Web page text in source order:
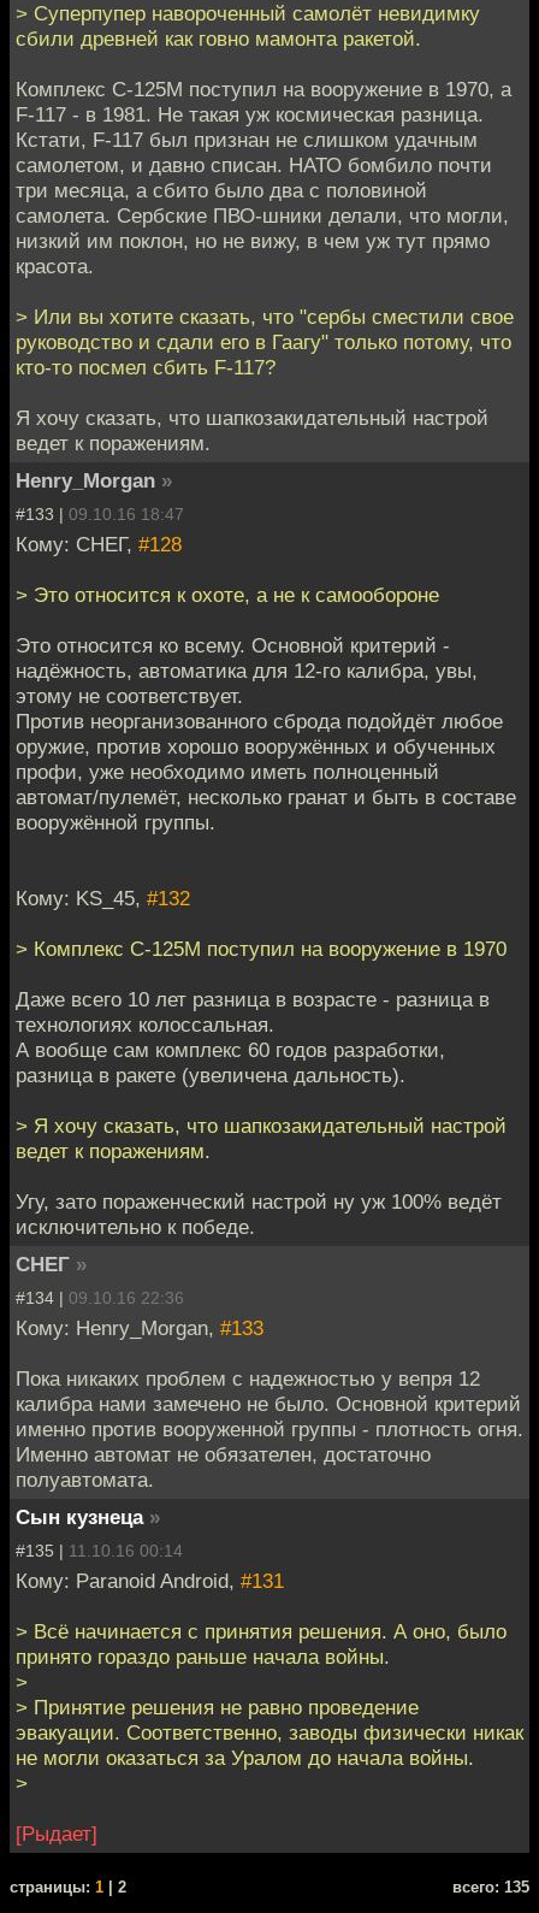
> Суперпупер навороченный самолёт невидимку
сбили древней как говно мамонта ракетой.
Комплекс С-125М поступил на вооружение в 1970, а
F-117 - в 1981. Не такая уж космическая разница.
Кстати, F-117 был признан не слишком удачным
самолетом, и давно списан. НАТО бомбило почти
три месяца, а сбито было два с половиной
самолета. Сербские ПВО-шники делали, что могли,
низкий им поклон, но не вижу, в чем уж тут прямо
красота.
> Или вы хотите сказать, что "сербы сместили свое
руководство и сдали его в Гаагу" только потому, что
кто-то посмел сбить F-117?
Я хочу сказать, что шапкозакидательный настрой
ведет к поражениям.
Henry_Morgan »
#133 | 09.10.16 18:47
Кому: СНЕГ, #128
> Это относится к охоте, а не к самообороне
Это относится ко всему. Основной критерий -
надёжность, автоматика для 12-го калибра, увы,
этому не соответствует.
Против неорганизованного сброда подойдёт любое
оружие, против хорошо вооружённых и обученных
профи, уже необходимо иметь полноценный
автомат/пулемёт, несколько гранат и быть в составе
вооружённой группы.
Кому: KS_45, #132
> Комплекс С-125М поступил на вооружение в 1970
Даже всего 10 лет разница в возрасте - разница в
технологиях колоссальная.
А вообще сам комплекс 60 годов разработки,
разница в ракете (увеличена дальность).
> Я хочу сказать, что шапкозакидательный настрой
ведет к поражениям.
Угу, зато пораженческий настрой ну уж 100% ведёт
исключительно к победе.
СНЕГ »
#134 | 09.10.16 22:36
Кому: Henry_Morgan, #133
Пока никаких проблем с надежностью у вепря 12
калибра нами замечено не было. Основной критерий
именно против вооруженной группы - плотность огня.
Именно автомат не обязателен, достаточно
полуавтомата.
Сын кузнеца »
#135 | 11.10.16 00:14
Кому: Paranoid Android, #131
> Всё начинается с принятия решения. А оно, было
принято гораздо раньше начала войны.
>
> Принятие решения не равно проведение
эвакуации. Соответственно, заводы физически никак
не могли оказаться за Уралом до начала войны.
>
[Рыдает]
cтраницы: 1 | 2 всего: 135